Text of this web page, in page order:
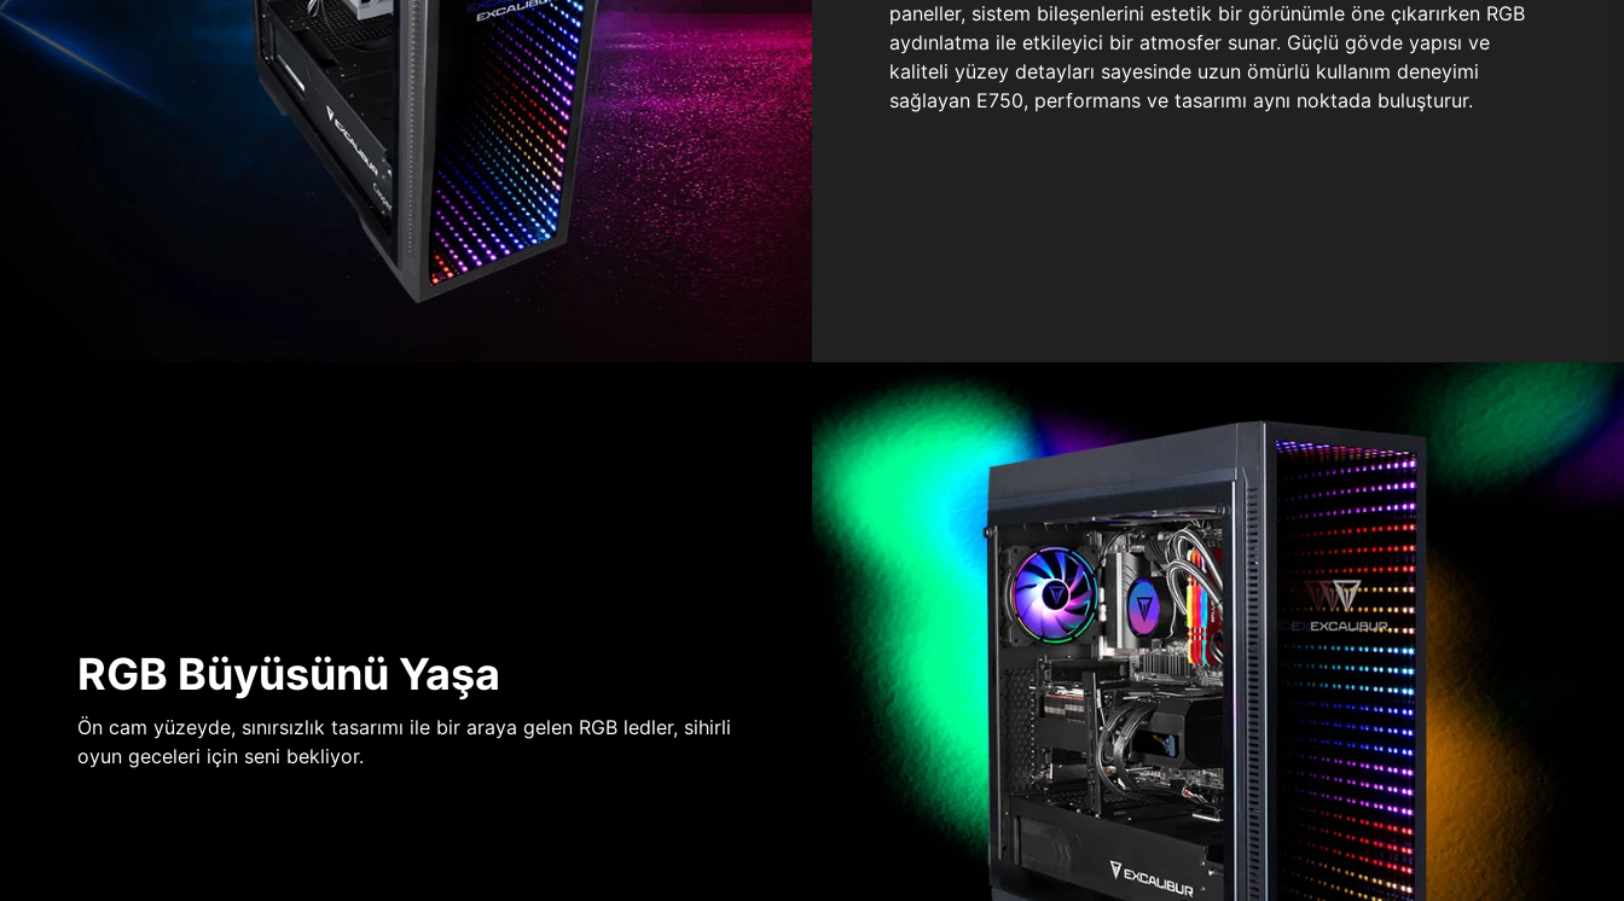
paneller, sistem bileşenlerini estetik bir görünümle öne çıkarırken RGB
aydınlatma ile etkileyici bir atmosfer sunar. Güçlü gövde yapısı ve
kaliteli yüzey detayları sayesinde uzun ömürlü kullanım deneyimi
sağlayan E750, performans ve tasarımı aynı noktada buluşturur.
RGB Büyüsünü Yaşa
Ön cam yüzeyde, sınırsızlık tasarımı ile bir araya gelen RGB ledler, sihirli
oyun geceleri için seni bekliyor.